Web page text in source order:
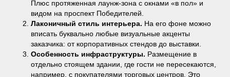
Плюс протяженная лаунж-зона с окнами «в пол» и
видом на проспект Победителей.
Лаконичный стиль интерьера. На его фоне можно
вписать буквально любые визуальные акценты
заказчика: от корпоративных стендов до выставки.
Особенность инфраструктуры. Размещение в
отдельно стоящем здании, где гости не пересекаются,
например, с покупателями торговых центров. Это